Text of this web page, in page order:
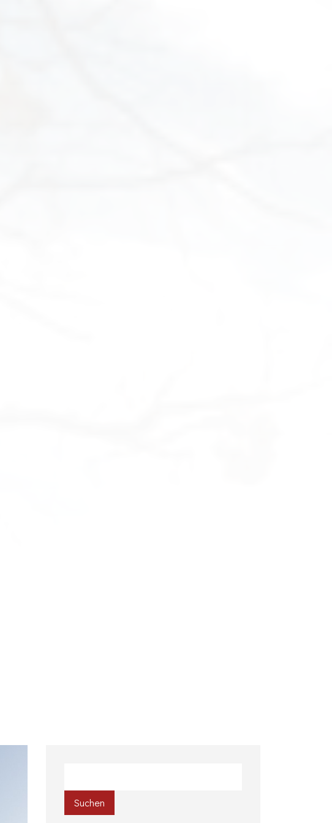
Suchen